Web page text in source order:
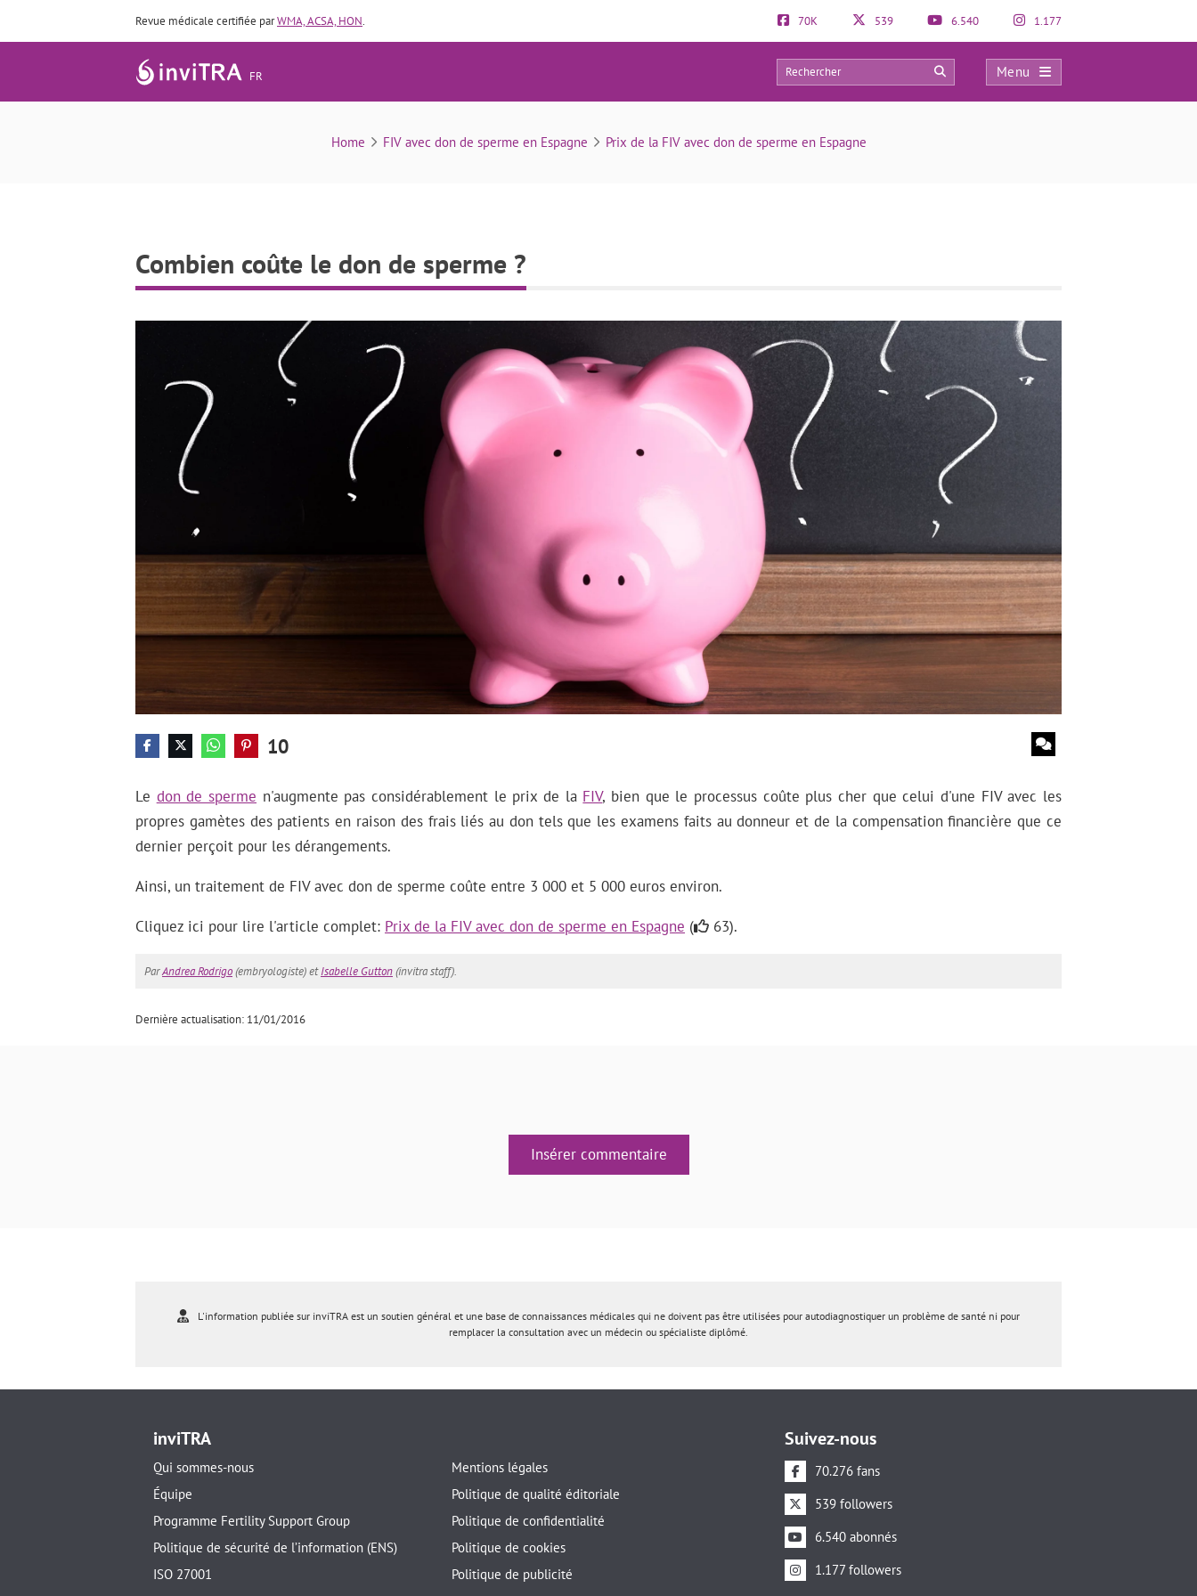
Revue médicale certifiée parWMA, ACSA, HON. 70K 539 6.540 1.177
FR
Menu
Combien coûte le don de sperme ?
10 0
Home FIV avec don de sperme en Espagne Prix de la FIV avec don de sperme en Espagne
Combien coûte le don de sperme ?
10
Le don de sperme n'augmente pas considérablement le prix de la FIV, bien que le processus coûte plus cher que celui d'une FIV avec les
propres gamètes des patients en raison des frais liés au don tels que les examens faits au donneur et de la compensation financière que ce
dernier perçoit pour les dérangements.
Ainsi, un traitement de FIV avec don de sperme coûte entre 3 000 et 5 000 euros environ.
Cliquez ici pour lire l'article complet: Prix de la FIV avec don de sperme en Espagne ( 63).
ParAndrea Rodrigo(embryologiste) etIsabelle Gutton(invitra staff).
Dernière actualisation: 11/01/2016
Insérer commentaire
L'information publiée sur inviTRA est un soutien général et une base de connaissances médicales qui ne doivent pas être utilisées pour autodiagnostiquer un problème de santé ni pour
remplacer la consultation avec un médecin ou spécialiste diplômé.
inviTRA
Qui sommes-nous
Équipe
Programme Fertility Support Group
Politique de sécurité de l’information (ENS)
ISO 27001
Mentions légales
Politique de qualité éditoriale
Politique de confidentialité
Politique de cookies
Politique de publicité
Suivez-nous
70.276 fans
539 followers
6.540 abonnés
1.177 followers